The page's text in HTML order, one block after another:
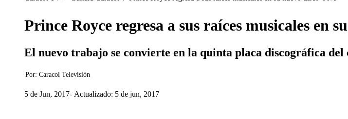
Prince Royce regresa a sus raíces musicales en
El nuevo trabajo se convierte en la quinta placa discográfica
Por: Caracol Televisión
5 de Jun, 2017 Actualizado: 5 de jun, 2017